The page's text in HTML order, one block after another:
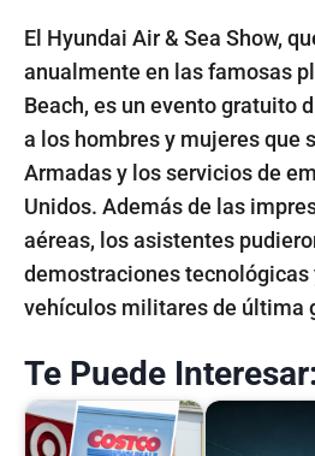
El Hyundai Air & Sea Show,
anualmente en las famosas
Beach, es un evento gratuito
a los hombres y mujeres que
Armadas y los servicios de
Unidos. Además de las
aéreas, los asistentes
demostraciones tecnológicas
vehículos militares de última
Te Puede Interesar: